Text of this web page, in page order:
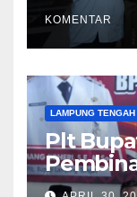
KOMENTAR
LAMPUNG TENGAH
Plt